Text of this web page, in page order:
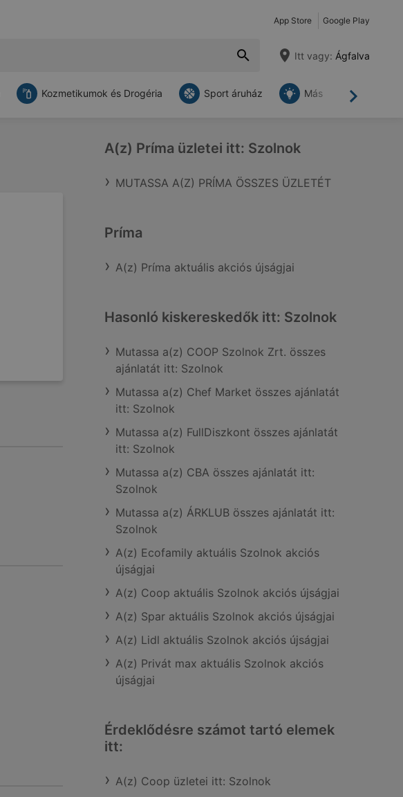
App Store Google Play
Itt vagy: Ágfalva
Tovább
Kozmetikumok és Drogéria Sport áruház Más
A(z) Príma üzletei itt: Szolnok
MUTASSA A(Z) PRÍMA ÖSSZES ÜZLETÉT
Príma
A(z) Príma aktuális akciós újságjai
Hasonló kiskereskedők itt: Szolnok
Mutassa a(z) COOP Szolnok Zrt. összes
ajánlatát itt: Szolnok
Mutassa a(z) Chef Market összes ajánlatát
itt: Szolnok
Mutassa a(z) FullDiszkont összes ajánlatát
itt: Szolnok
Mutassa a(z) CBA összes ajánlatát itt:
Szolnok
Mutassa a(z) ÁRKLUB összes ajánlatát itt:
Szolnok
A(z) Ecofamily aktuális Szolnok akciós
újságjai
A(z) Coop aktuális Szolnok akciós újságjai
A(z) Spar aktuális Szolnok akciós újságjai
A(z) Lidl aktuális Szolnok akciós újságjai
A(z) Privát max aktuális Szolnok akciós
újságjai
Érdeklődésre számot tartó elemek
itt:
A(z) Coop üzletei itt: Szolnok